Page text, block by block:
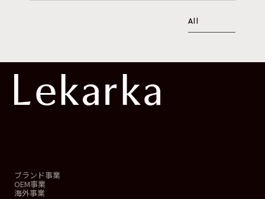
All
ブランド事業
OEM事業
海外事業